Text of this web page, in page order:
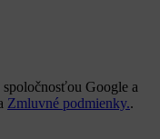
Google a
Zmluvné podmienky..